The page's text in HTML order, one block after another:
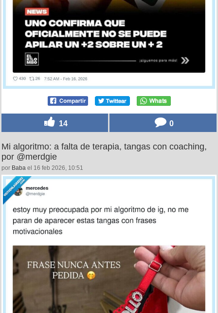
14 0
Mi algoritmo: a falta de terapia, tangas con coaching,
por @merdgie
por Baba el 16 feb 2026, 10:51